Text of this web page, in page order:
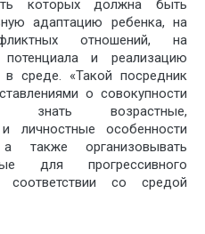
которых должна быть
адаптацию ребенка, на
отношений, на
потенциала и реализацию
в среде. «Такой посредник
о совокупности
знать возрастные,
и личностные особенности
также организовывать
для прогрессивного
со средой